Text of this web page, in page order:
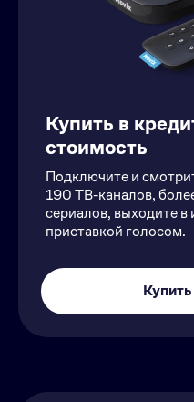
Купить в
стоимость
Подключите и
190 ТВ-каналов,
сериалов, выходите в
приставкой голосом.